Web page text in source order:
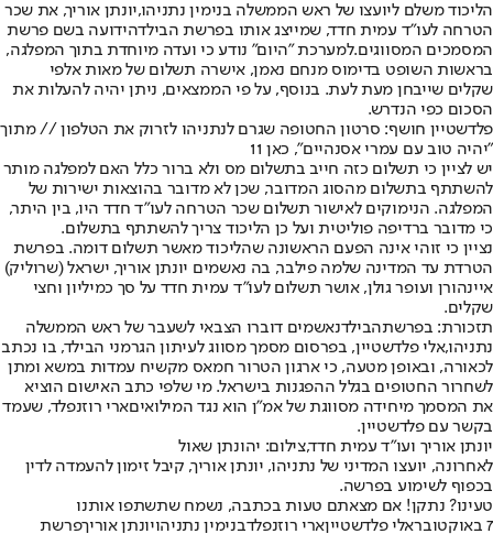
הליכוד משלם ליועצו של ראש הממשלה בנימין נתניהו,יונתן אוריך, את שכר
הטרחה לעו"ד עמית חדד, שמייצג אותו בפרשת הבילדהידועה בשם פרשת
המסמכים המסווגים.למערכת "היום" נודע כי ועדה מיוחדת בתוך המפלגה,
בראשות השופט בדימוס מנחם נאמן, אישרה תשלום של מאות אלפי
שקלים שייבחן מעת לעת. בנוסף, על פי הממצאים, ניתן יהיה להעלות את
הסכום כפי הנדרש.
פלדשטיין חושף: סרטון החטופה שגרם לנתניהו לזרוק את הטלפון // מתוך
"יהיה טוב עם עמרי אסנהיים", כאן 11
יש לציין כי תשלום כזה חייב בתשלום מס ולא ברור כלל האם למפלגה מותר
להשתתף בתשלום מהסוג המדובר, שכן לא מדובר בהוצאות ישירות של
המפלגה. הנימוקים לאישור תשלום שכר הטרחה לעו"ד חדד היו, בין היתר,
כי מדובר ברדיפה פוליטית ועל כן הליכוד צריך להשתתף בתשלום.
נציין כי זוהי אינה הפעם הראשונה שהליכוד מאשר תשלום דומה. בפרשת
הטרדת עד המדינה שלמה פילבר, בה נאשמים יונתן אוריך, ישראל (שרוליק)
איינהורן ועופר גולן, אושר תשלום לעו"ד עמית חדד על סך כמיליון וחצי
שקלים.
תזכורת: בפרשתהבילדנאשמים דוברו הצבאי לשעבר של ראש הממשלה
נתניהו,אלי פלדשטיין, בפרסום מסמך מסווג לעיתון הגרמני הבילד, בו נכתב
לכאורה, ובאופן מטעה, כי ארגון הטרור חמאס מקשיח עמדות במשא ומתן
לשחרור החטופים בגלל ההפגנות בישראל. מי שלפי כתב האישום הוציא
את המסמך מיחידה מסווגת של אמ"ן הוא נגד המילואיםארי רוזנפלד, שעמד
בקשר עם פלדשטיין.
יונתן אוריך ועו"ד עמית חדד,צילום: יהונתן שאול
לאחרונה, יועצו המדיני של נתניהו, יונתן אוריך, קיבל זימון להעמדה לדין
בכפוף לשימוע בפרשה.
טעינו? נתקן! אם מצאתם טעות בכתבה, נשמח שתשתפו אותנו
7 באוקטובר
אלי פלדשטייןארי רוזנפלדבנימין נתניהויונתן אוריךפרשת